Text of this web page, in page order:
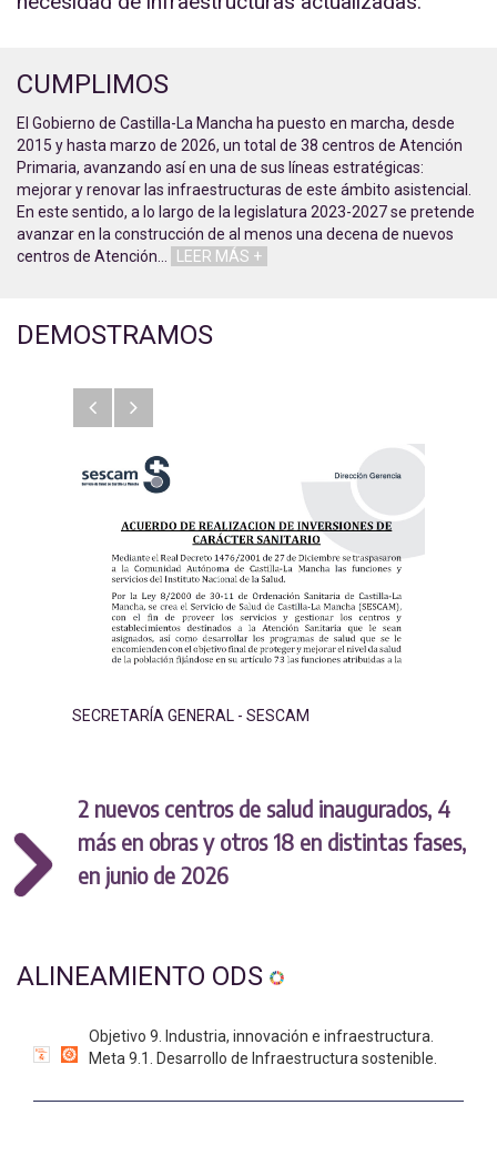
CUMPLIMOS
El Gobierno de Castilla-La Mancha ha puesto en marcha, desde
2015 y hasta marzo de 2026, un total de 38 centros de Atención
Primaria, avanzando así en una de sus líneas estratégicas:
mejorar y renovar las infraestructuras de este ámbito asistencial.
En este sentido, a lo largo de la legislatura 2023-2027 se pretende
avanzar en la construcción de al menos una decena de nuevos
centros de Atención
LEER MÁS +
DEMOSTRAMOS
AnteriorSiguiente
SECRETARÍA GENERAL - SESCAM
2 nuevos centros de salud inaugurados, 4
más en obras y otros 18 en distintas fases,
en junio de 2026
ALINEAMIENTO ODS
Objetivo 9. Industria, innovación e infraestructura.
Meta 9.1. Desarrollo de Infraestructura sostenible.